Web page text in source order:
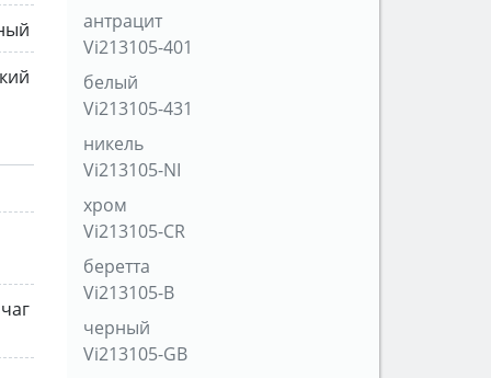
антрацит
Vi213105-401
белый
Vi213105-431
никель
Vi213105-NI
хром
Vi213105-CR
беретта
Vi213105-B
черный
Vi213105-GB